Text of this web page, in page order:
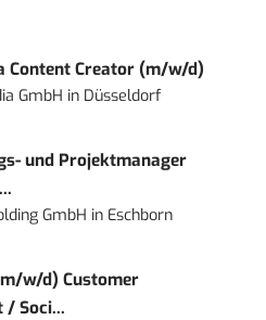
Content Creator (m/w/d)
GmbH in Düsseldorf
und Projektmanager
GmbH in Eschborn
w/d) Customer
/ Soci...